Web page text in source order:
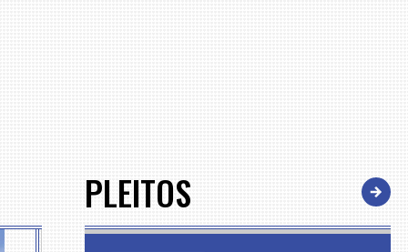
PLEITOS